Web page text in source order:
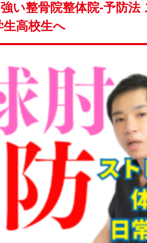
い整骨院整体院-予防法
高校生へ